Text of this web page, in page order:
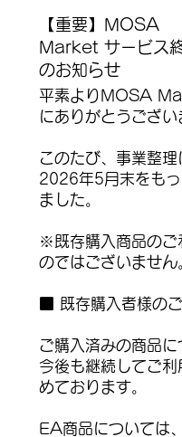
【重要】MOSA
Market サービス
のお知らせ
平素よりMOSA
にありがとうござい
このたび、事業整理
2026年5月末をも
ました。
※既存購入商品のご
のではございません
■ 既存購入者様の
ご購入済みの商品に
今後も継続してご
めております。
EA商品については、